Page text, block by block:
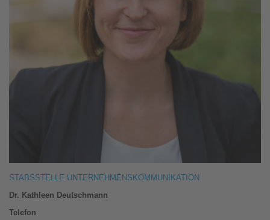
STABSSTELLE UNTERNEHMENSKOMMUNIKATION
Dr. Kathleen Deutschmann
Telefon